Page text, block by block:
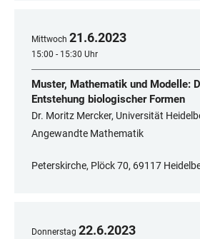
Mittwoch 21.6.2023
15:00 - 15:30 Uhr
Muster, Mathematik und Modelle:
Entstehung biologischer Formen
Dr. Moritz Mercker, Universität
Angewandte Mathematik
Peterskirche, Plöck 70, 69117
Donnerstag 22.6.2023